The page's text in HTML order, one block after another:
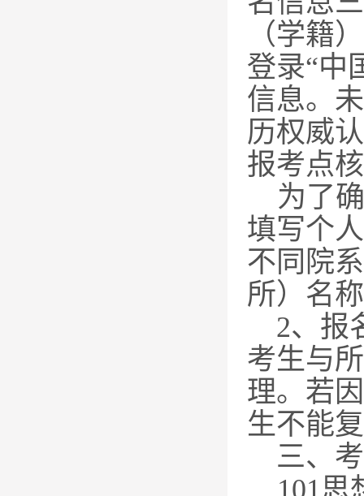
（学籍
登录“中
信息。
历权威
报考点
为了
填写个
不同院
所）名
2、报
考生与
理。若
生不能
三、
101 思